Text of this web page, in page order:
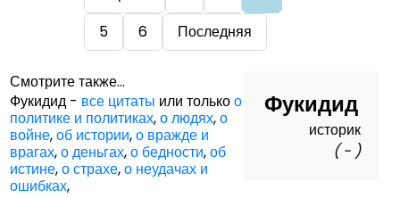
5
6 Последняя
Фукидид
историк
( - )
Смотрите также...
Фукидид - все цитаты или толькоо
политике и политиках,о людях,о
войне,об истории,о вражде и
врагах,о деньгах,о бедности,об
истине,о страхе,о неудачах и
ошибках,